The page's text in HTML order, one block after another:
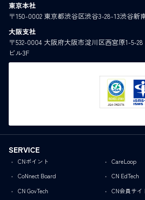
東京本社
〒150-0002 東京都渋谷区渋谷3-28-13渋谷新
大阪支社
〒532-0004 大阪府大阪市淀川区西宮原1-5-
ビル3F
SERVICE
CNポイント
CareLoop
CoNnect Board
CN EdTech
CN GovTech
CN会員サイ